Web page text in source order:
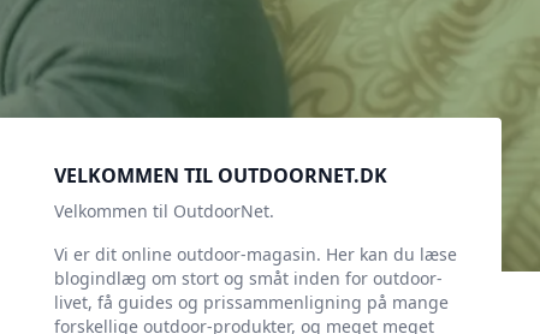
Sidebar
VELKOMMEN TIL OUTDOORNET.DK
Velkommen til OutdoorNet.
Vi er dit online outdoor-magasin. Her kan du læse
blogindlæg om stort og småt inden for outdoor-
livet, få guides og prissammenligning på mange
forskellige outdoor-produkter, og meget meget